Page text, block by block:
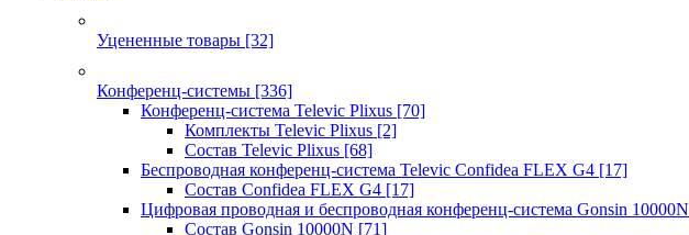
Уцененные товары [32]
Конференц-системы [336]
Конференц-система Televic Plixus [70]
Комплекты Televic Plixus [2]
Состав Televic Plixus [68]
Беспроводная конференц-система Televic Confidea FLEX G4 [17]
Состав Confidea FLEX G4 [17]
Цифровая проводная и беспроводная конференц-система Gonsin 10000N
Состав Gonsin 10000N [71]